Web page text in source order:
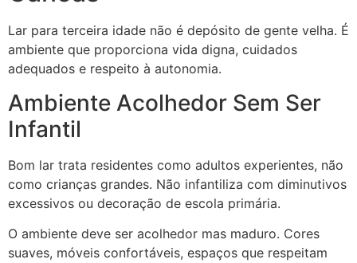
Lar para terceira idade não é depósito de gente velha. É
ambiente que proporciona vida digna, cuidados
adequados e respeito à autonomia.
Ambiente Acolhedor Sem Ser
Infantil
Bom lar trata residentes como adultos experientes, não
como crianças grandes. Não infantiliza com diminutivos
excessivos ou decoração de escola primária.
O ambiente deve ser acolhedor mas maduro. Cores
suaves, móveis confortáveis, espaços que respeitam